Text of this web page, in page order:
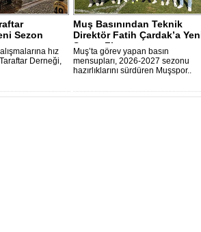
Sezon
hız
Derneği,
Muş Basınından Teknik
Direktör Fatih Çardak’a
Sezon Ziy..
Muş’ta görev yapan basın
mensupları, 2026-2027 sezonu
hazırlıklarını sürdüren Muşspor..